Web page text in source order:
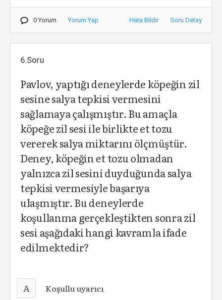
0 Yorum Yorum Yap Hata Bildir Soru Detay
6.Soru
Pavlov, yaptığı deneylerde köpeğin zil
sesine salya tepkisi vermesini
sağlamaya çalışmıştır. Bu amaçla
köpeğe zil sesi ile birlikte et tozu
vererek salya miktarını ölçmüştür.
Deney, köpeğin et tozu olmadan
yalnızca zil sesini duyduğunda salya
tepkisi vermesiyle başarıya
ulaşmıştır. Bu deneylerde
koşullanma gerçekleştikten sonra zil
sesi aşağıdaki hangi kavramla ifade
edilmektedir?
A Koşullu uyarıcı